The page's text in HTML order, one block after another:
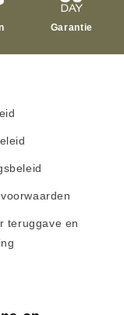
Garantie
teruggave en